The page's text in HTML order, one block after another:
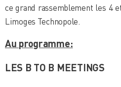
ce grand rassemblement les 4
Limoges Technopole.
Au programme:
LES B TO B MEETINGS